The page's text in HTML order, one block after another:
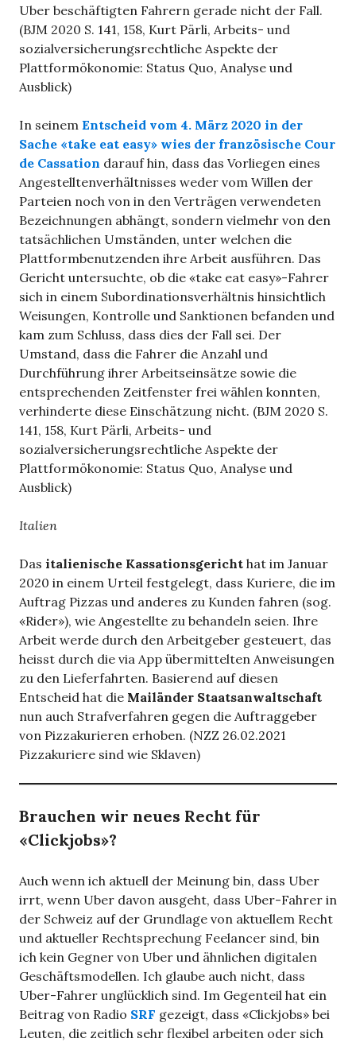
Uber beschäftigten Fahrern gerade nicht der Fall.
(BJM 2020 S. 141, 158, Kurt Pärli, Arbeits- und
sozialversicherungsrechtliche Aspekte der
Plattformökonomie: Status Quo, Analyse und
Ausblick)
In seinem Entscheid vom 4. März 2020 in der
Sache «take eat easy» wies der französische Cour
de Cassation darauf hin, dass das Vorliegen eines
Angestelltenverhältnisses weder vom Willen der
Parteien noch von in den Verträgen verwendeten
Bezeichnungen abhängt, sondern vielmehr von den
tatsächlichen Umständen, unter welchen die
Plattformbenutzenden ihre Arbeit ausführen. Das
Gericht untersuchte, ob die «take eat easy»-Fahrer
sich in einem Subordinationsverhältnis hinsichtlich
Weisungen, Kontrolle und Sanktionen befanden und
kam zum Schluss, dass dies der Fall sei. Der
Umstand, dass die Fahrer die Anzahl und
Durchführung ihrer Arbeitseinsätze sowie die
entsprechenden Zeitfenster frei wählen konnten,
verhinderte diese Einschätzung nicht. (BJM 2020 S.
141, 158, Kurt Pärli, Arbeits- und
sozialversicherungsrechtliche Aspekte der
Plattformökonomie: Status Quo, Analyse und
Ausblick)
Italien
Das italienische Kassationsgericht hat im Januar
2020 in einem Urteil festgelegt, dass Kuriere, die im
Auftrag Pizzas und anderes zu Kunden fahren (sog.
«Rider»), wie Angestellte zu behandeln seien. Ihre
Arbeit werde durch den Arbeitgeber gesteuert, das
heisst durch die via App übermittelten Anweisungen
zu den Lieferfahrten. Basierend auf diesen
Entscheid hat die Mailänder Staatsanwaltschaft
nun auch Strafverfahren gegen die Auftraggeber
von Pizzakurieren erhoben. (NZZ 26.02.2021
Pizzakuriere sind wie Sklaven)
Brauchen wir neues Recht für
«Clickjobs»?
Auch wenn ich aktuell der Meinung bin, dass Uber
irrt, wenn Uber davon ausgeht, dass Uber-Fahrer in
der Schweiz auf der Grundlage von aktuellem Recht
und aktueller Rechtsprechung Feelancer sind, bin
ich kein Gegner von Uber und ähnlichen digitalen
Geschäftsmodellen. Ich glaube auch nicht, dass
Uber-Fahrer unglücklich sind. Im Gegenteil hat ein
Beitrag von Radio SRF gezeigt, dass «Clickjobs» bei
Leuten, die zeitlich sehr flexibel arbeiten oder sich